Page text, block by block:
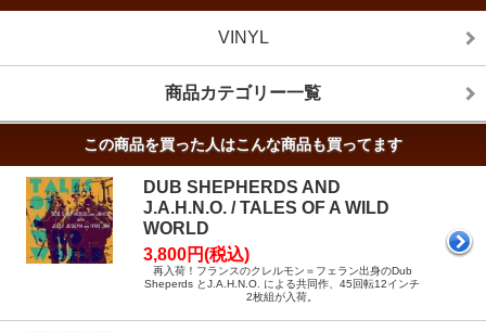
VINYL
商品カテゴリー一覧
この商品を買った人はこんな商品も買ってます
DUB SHEPHERDS AND
J.A.H.N.O. / TALES OF A WILD
WORLD
3,800円(税込)
再入荷！フランスのクレルモン＝フェラン出身のDub
Sheperds とJ.A.H.N.O. による共同作、45回転12インチ
2枚組が入荷。